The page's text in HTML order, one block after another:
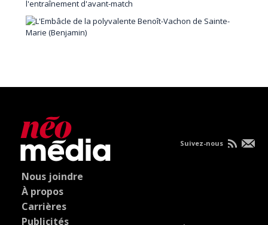
Nous joindre
À propos
Carrières
Publicités
Suivez-nous